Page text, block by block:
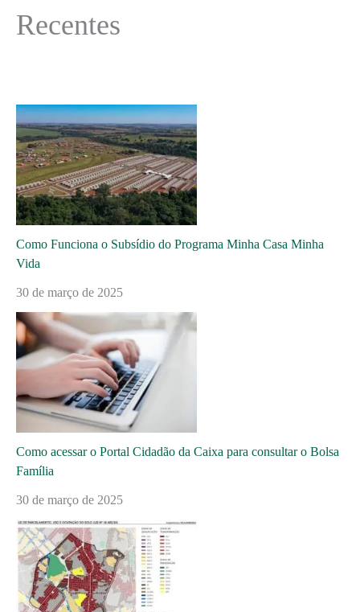
Recentes
Como Funciona o Subsídio do Programa Minha Casa Minha
Vida
30 de março de 2025
Como acessar o Portal Cidadão da Caixa para consultar o Bolsa
Família
30 de março de 2025